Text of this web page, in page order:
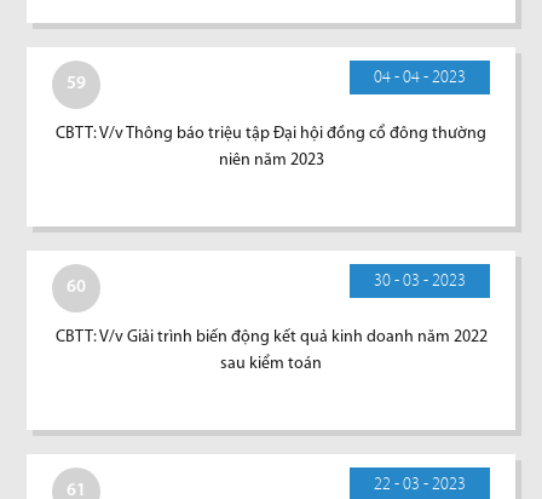
59 04 - 04 - 2023
CBTT: V/v Thông báo triệu tập Đại hội đồng cổ đông thường
niên năm 2023
60 30 - 03 - 2023
CBTT: V/v Giải trình biến động kết quả kinh doanh năm 2022
sau kiểm toán
61 22 - 03 - 2023